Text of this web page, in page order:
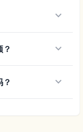
keyboard_arrow_down
keyboard_arrow_down
keyboard_arrow_down